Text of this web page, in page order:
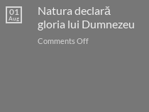
nostru
care
ești
în
01
Aug
Natura declară
gloria lui Dumnezeu
Comments Offon